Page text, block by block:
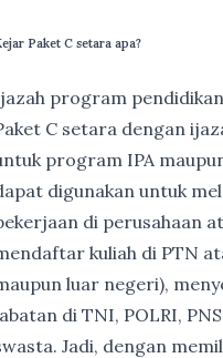
Paket C setara apa?
program
C setara dengan
program IPA
digunakan untuk
di perusahaan
kuliah di PTN
luar negeri),
di TNI, POLRI,
Jadi, dengan